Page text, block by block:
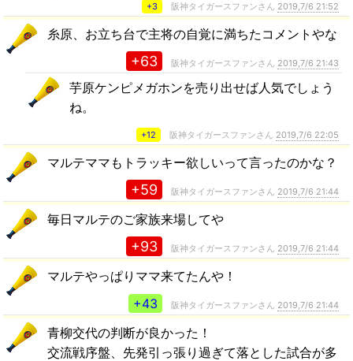
+3 阪神タイガースファンさん 2019,7/6 21:52
糸原、お立ち台で主将の自覚に満ちたコメントやな
+63 阪神タイガースファンさん 2019,7/6 21:43
芋原ケンピメガホンを売り出せば人気でしょう
ね。
+12 阪神タイガースファンさん 2019,7/6 22:05
マルテママもトラッキー欲しいって言ったのかな？
+59 阪神タイガースファンさん 2019,7/6 21:44
毎日マルテのご家族来場してや
+93 阪神タイガースファンさん 2019,7/6 21:44
マルテやっぱりママ来てたんや！
+43
阪神タイガースファンさん 2019,7/6 21:44
青柳交代の判断が良かった！
交流戦序盤、先発引っ張り過ぎて落とした試合が多